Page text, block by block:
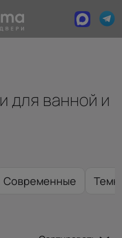
для ванной и
Современные